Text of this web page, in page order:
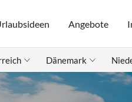
Angebote
Dänemark